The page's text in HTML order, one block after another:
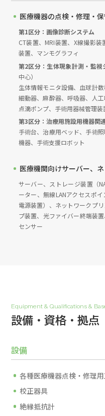
医療機器の点検・修理・
第1区分：画像診断システム
CT装置、MRI装置、X線撮影
装置、マンモグラフィ
第2区分：生体現象計測・監視
中心）
生体情報モニタ設備、血球計
細動器、麻酔器、呼吸器、人
点滴ポンプ、手術用器械管理装
第3区分：治療用施設用機器関
手術台、治療用ベッド、手術
機器、手術支援ロボット
医療機関向けサーバー、
サーバー、ストレージ装置（
ーター、無線LANアクセスポ
電源装置）、ネットワークプ
プ装置、光ファイバー終端装
センサー
Equipment & Qualifications &
設備・資格・拠点
設備
各種医療機器点検・修理
校正器具
絶縁抵抗計